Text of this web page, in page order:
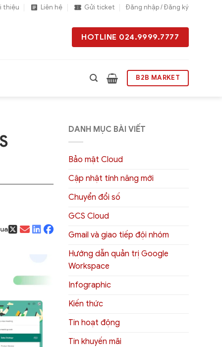
thiệu Liên hệ Gửi ticket Đăng nhập / Đăng ký
HOTLINE 024.9999.7777
B2B MARKET
DANH MỤC BÀI VIẾT
Bảo mật Cloud
Cập nhật tính năng mới
Chuyển đổi số
GCS Cloud
Gmail và giao tiếp đội nhóm
Hướng dẫn quản trị Google
Workspace
Infographic
Kiến thức
Tin hoạt động
Tin khuyến mãi